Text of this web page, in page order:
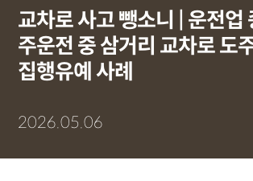
교차로 사고 뺑소니 | 운전업
주운전 중 삼거리 교차로 도
집행유예 사례
2026.05.06